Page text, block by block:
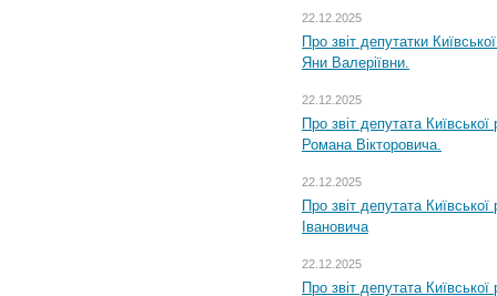
22.12.2025
Про звіт депутатки
Яни Валеріївни.
22.12.2025
Про звіт депутата
Романа Вікторовича.
22.12.2025
Про звіт депутата
Івановича
22.12.2025
Про звіт депутата